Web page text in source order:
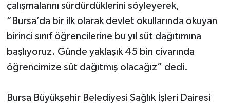
çalışmalarını sürdürdüklerini söyleyerek,
“Bursa’da bir ilk olarak devlet okullarında okuyan
birinci sınıf öğrencilerine bu yıl süt dağıtımına
başlıyoruz. Günde yaklaşık 45 bin civarında
öğrencimize süt dağıtmış olacağız” dedi.
Bursa Büyükşehir Belediyesi Sağlık İşleri Dairesi